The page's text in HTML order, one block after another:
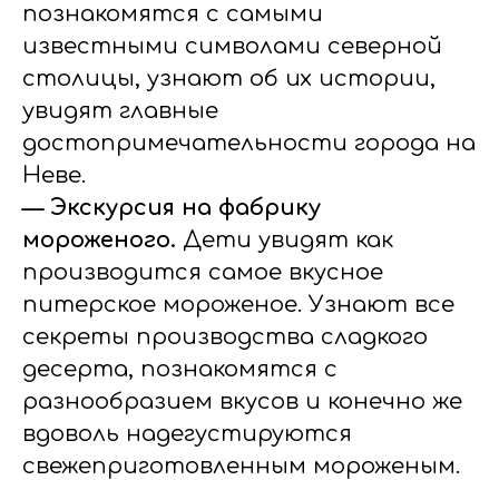
познакомятся с самыми
известными символами северной
столицы, узнают об их истории,
увидят главные
достопримечательности города на
Неве.
— Экскурсия на фабрику
мороженого. Дети увидят как
производится самое вкусное
питерское мороженое. Узнают все
секреты производства сладкого
десерта, познакомятся с
разнообразием вкусов и конечно же
вдоволь надегустируются
свежеприготовленным мороженым.